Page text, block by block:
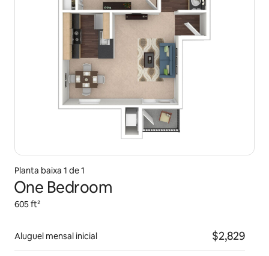
Planta baixa 1 de 1
One Bedroom
605 ft²
Aluguel mensal inicial $2,829